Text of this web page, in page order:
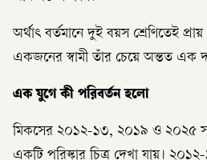
অর্থাৎ বর্তমানে দুই বয়স শ্রেণিতেই
একজনের স্বামী তাঁর চেয়ে অন্তত এক
এক যুগে কী পরিবর্তন হলো
মিকসের ২০১২-১৩, ২০১৯ ও ২০২৫
একটি পরিস্কার চিত্র দেখা যায়।